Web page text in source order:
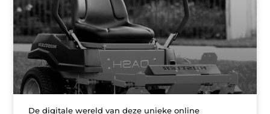
De digitale wereld van deze unieke online